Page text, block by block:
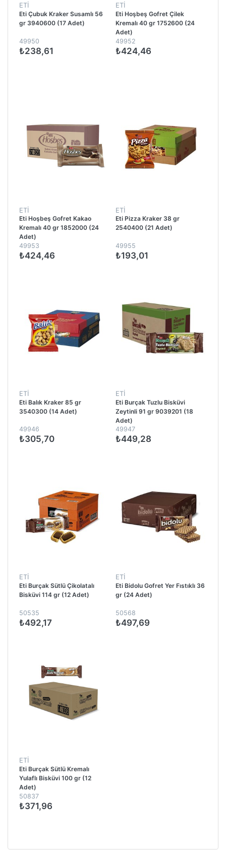
ETİ
Eti Çubuk Kraker Susamlı 56
gr 3940600 (17 Adet)
49950
₺238,61
ETİ
Eti Hoşbeş Gofret Çilek
Kremalı 40 gr 1752600 (24
Adet)
49952
₺424,46
ETİ
Eti Hoşbeş Gofret Kakao
Kremalı 40 gr 1852000 (24
Adet)
49953
₺424,46
ETİ
Eti Pizza Kraker 38 gr
2540400 (21 Adet)
49955
₺193,01
ETİ
Eti Balık Kraker 85 gr
3540300 (14 Adet)
49946
₺305,70
ETİ
Eti Burçak Tuzlu Bisküvi
Zeytinli 91 gr 9039201 (18
Adet)
49947
₺449,28
ETİ
Eti Burçak Sütlü Çikolatalı
Bisküvi 114 gr (12 Adet)
50535
₺492,17
ETİ
Eti Bidolu Gofret Yer Fıstıklı 36
gr (24 Adet)
50568
₺497,69
ETİ
Eti Burçak Sütlü Kremalı
Yulaflı Bisküvi 100 gr (12
Adet)
50837
₺371,96